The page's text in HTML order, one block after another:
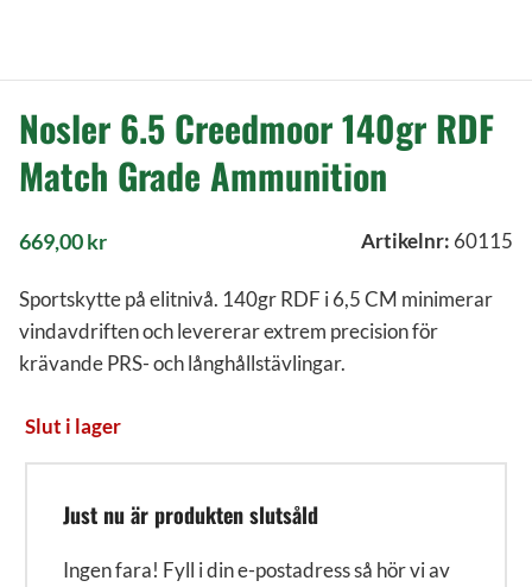
Nosler 6.5 Creedmoor 140gr RDF
Match Grade Ammunition
669,00kr Artikelnr: 60115
Sportskytte på elitnivå. 140gr RDF i 6,5 CM minimerar
vindavdriften och levererar extrem precision för
krävande PRS- och långhållstävlingar.
Slut i lager
Just nu är produkten slutsåld
Ingen fara! Fyll i din e-postadress så hör vi av